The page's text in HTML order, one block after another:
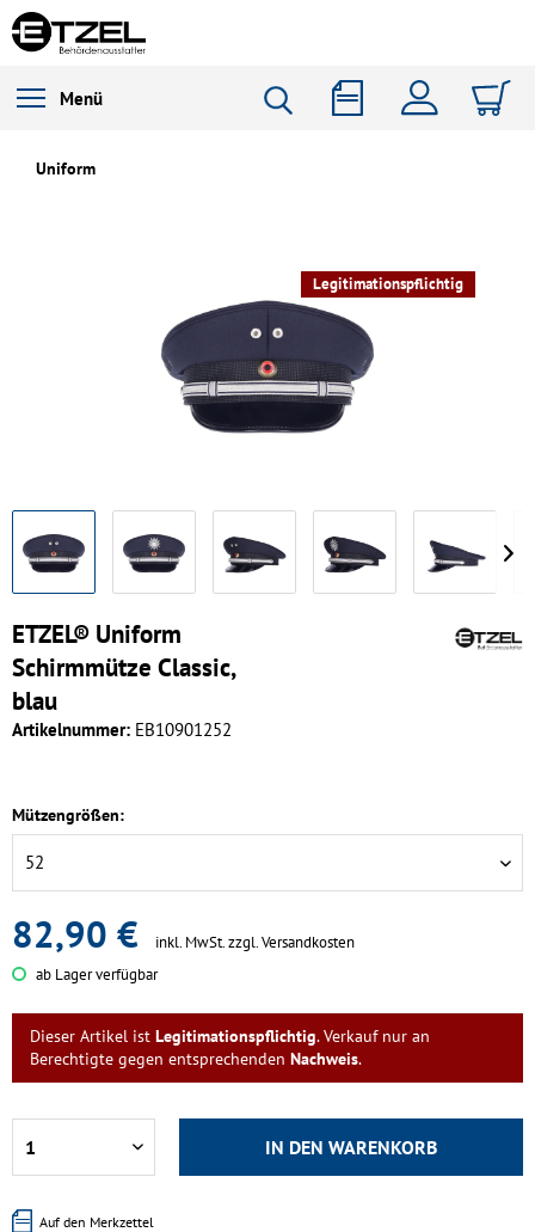
Menü
Uniform
Legitimationspflichtig
ETZEL® Uniform
Schirmmütze Classic,
blau
Artikelnummer: EB10901252
Mützengrößen:
82,90 € inkl. MwSt.zzgl. Versandkosten
ab Lager verfügbar
Dieser Artikel ist Legitimationspflichtig. Verkauf nur an
Berechtigte gegen entsprechenden Nachweis.
IN DEN WARENKORB
Auf den Merkzettel